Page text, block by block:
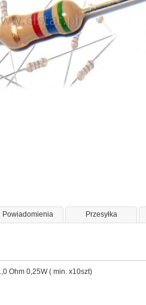
Powiadomienia Przesyłka
Ohm 0,25W ( min. x10szt)